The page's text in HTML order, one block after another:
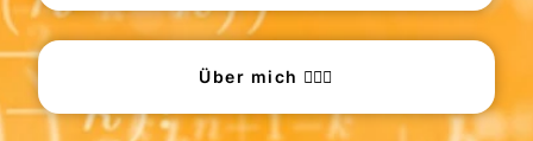
Über mich 🙋🏻‍♂️